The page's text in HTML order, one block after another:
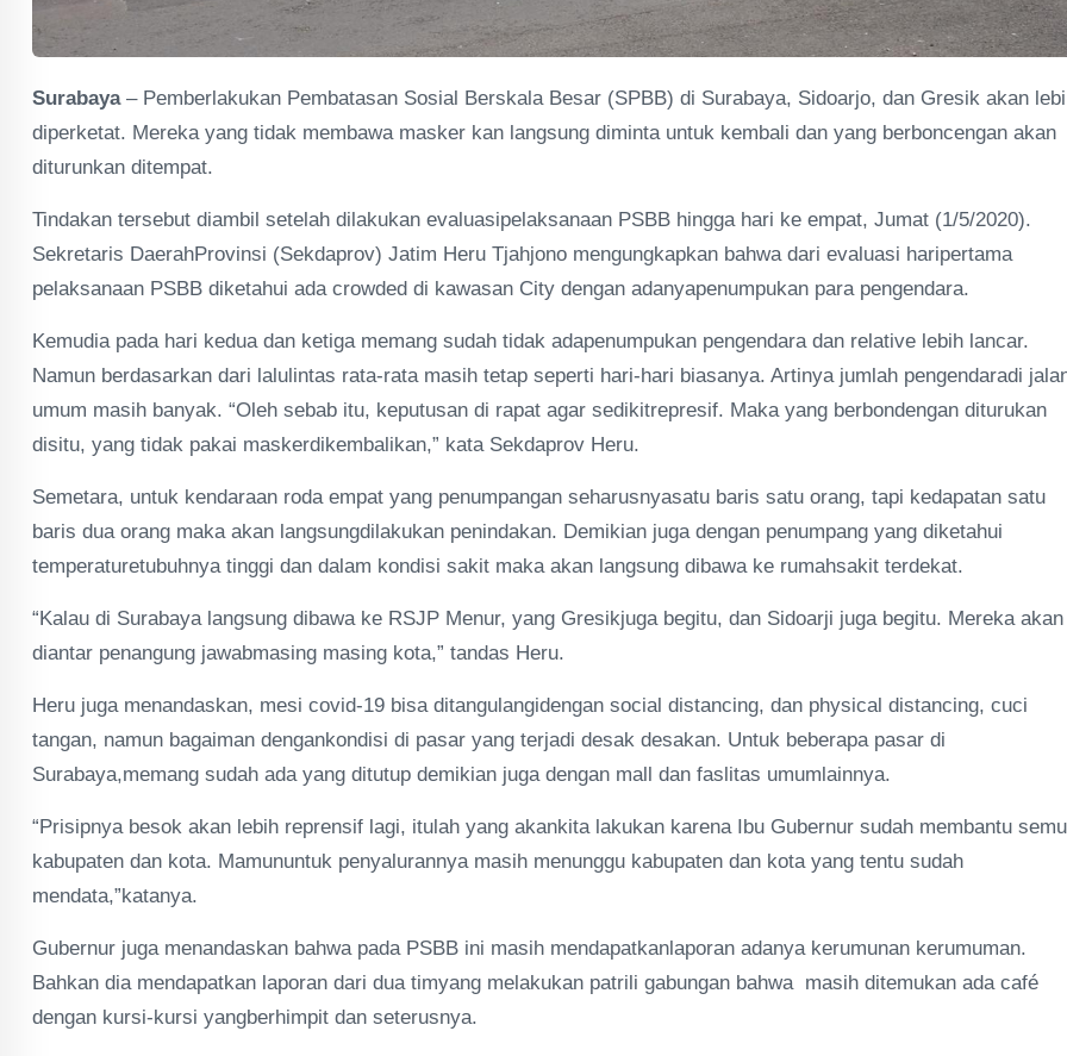
Surabaya – Pemberlakukan Pembatasan Sosial Berskala Besar (SPBB) di Surabaya, Sidoarjo, dan Gresik akan
diperketat. Mereka yang tidak membawa masker kan langsung diminta untuk kembali dan yang berboncengan akan
diturunkan ditempat.
Tindakan tersebut diambil setelah dilakukan evaluasipelaksanaan PSBB hingga hari ke empat, Jumat (1/5/2020).
Sekretaris DaerahProvinsi (Sekdaprov) Jatim Heru Tjahjono mengungkapkan bahwa dari evaluasi haripertama
pelaksanaan PSBB diketahui ada crowded di kawasan City dengan adanyapenumpukan para pengendara.
Kemudia pada hari kedua dan ketiga memang sudah tidak adapenumpukan pengendara dan relative lebih lancar.
Namun berdasarkan dari lalulintas rata-rata masih tetap seperti hari-hari biasanya. Artinya jumlah pengendaradi
umum masih banyak. “Oleh sebab itu, keputusan di rapat agar sedikitrepresif. Maka yang berbondengan diturukan
disitu, yang tidak pakai maskerdikembalikan,” kata Sekdaprov Heru.
Semetara, untuk kendaraan roda empat yang penumpangan seharusnyasatu baris satu orang, tapi kedapatan satu
baris dua orang maka akan langsungdilakukan penindakan. Demikian juga dengan penumpang yang diketahui
temperaturetubuhnya tinggi dan dalam kondisi sakit maka akan langsung dibawa ke rumahsakit terdekat.
“Kalau di Surabaya langsung dibawa ke RSJP Menur, yang Gresikjuga begitu, dan Sidoarji juga begitu. Mereka akan
diantar penangung jawabmasing masing kota,” tandas Heru.
Heru juga menandaskan, mesi covid-19 bisa ditangulangidengan social distancing, dan physical distancing, cuci
tangan, namun bagaiman dengankondisi di pasar yang terjadi desak desakan. Untuk beberapa pasar di
Surabaya,memang sudah ada yang ditutup demikian juga dengan mall dan faslitas umumlainnya.
“Prisipnya besok akan lebih reprensif lagi, itulah yang akankita lakukan karena Ibu Gubernur sudah membantu
kabupaten dan kota. Mamununtuk penyalurannya masih menunggu kabupaten dan kota yang tentu sudah
mendata,”katanya.
Gubernur juga menandaskan bahwa pada PSBB ini masih mendapatkanlaporan adanya kerumunan kerumuman.
Bahkan dia mendapatkan laporan dari dua timyang melakukan patrili gabungan bahwa masih ditemukan ada café
dengan kursi-kursi yangberhimpit dan seterusnya.